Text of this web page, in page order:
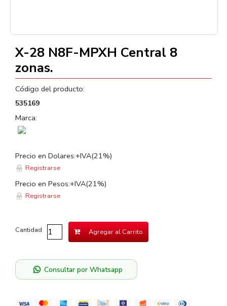
X-28 N8F-MPXH Central 8
zonas.
Código del producto:
535169
Marca:
Precio en Dolares:+IVA(21%)
Registrarse
Precio en Pesos:+IVA(21%)
Registrarse
Cantidad Agregar al Carrito
Consultar por Whatsapp